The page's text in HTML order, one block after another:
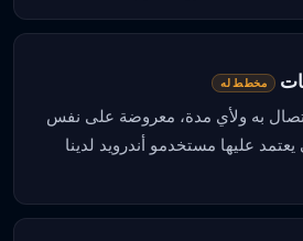
مخطط له
به ولأي مدة، معروضة على نفس
عليها مستخدمو أندرويد لدينا